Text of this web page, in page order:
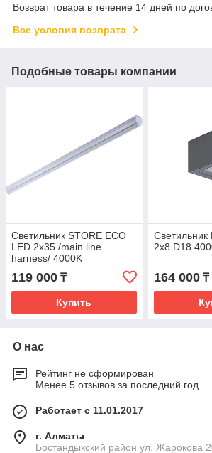
Возврат товара в течение 14 дней по
Все условия возврата
Подобные товары компании
Светильник STORE ECO
LED 2x35 /main line
harness/ 4000K
119 000 ₸
Купить
Светильник
2x8 D18
164 000₸
О нас
Рейтинг не сформирован
Менее 5 отзывов за последний год
Работает с 11.01.2017
г. Алматы
Бостандыкский район ул. Жарокова